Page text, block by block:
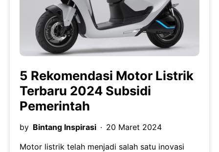
5 Rekomendasi Motor Listrik
Terbaru 2024 Subsidi
Pemerintah
by Bintang Inspirasi
20 Maret 2024
Motor listrik telah menjadi salah satu inovasi